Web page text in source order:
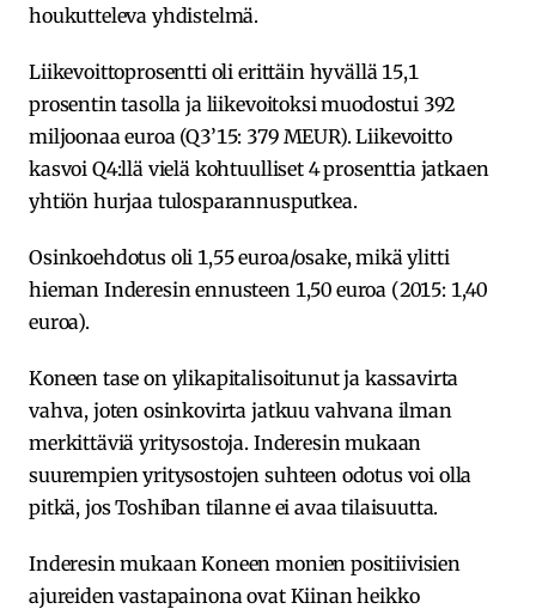
houkutteleva yhdistelmä.
Liikevoittoprosentti oli erittäin hyvällä 15,1
prosentin tasolla ja liikevoitoksi muodostui 392
miljoonaa euroa (Q3’15: 379 MEUR). Liikevoitto
kasvoi Q4:llä vielä kohtuulliset 4 prosenttia jatkaen
yhtiön hurjaa tulosparannusputkea.
Osinkoehdotus oli 1,55 euroa/osake, mikä ylitti
hieman Inderesin ennusteen 1,50 euroa (2015: 1,40
euroa).
Koneen tase on ylikapitalisoitunut ja kassavirta
vahva, joten osinkovirta jatkuu vahvana ilman
merkittäviä yritysostoja. Inderesin mukaan
suurempien yritysostojen suhteen odotus voi olla
pitkä, jos Toshiban tilanne ei avaa tilaisuutta.
Inderesin mukaan Koneen monien positiivisien
ajureiden vastapainona ovat Kiinan heikko